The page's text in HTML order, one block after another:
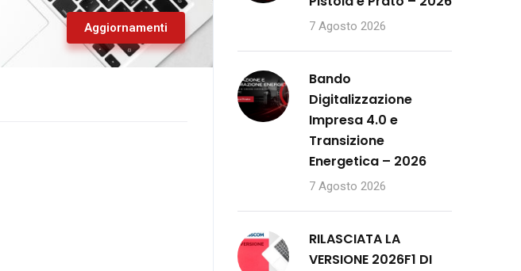
Aggiornamenti 7 Agosto 2026
Bando
Digitalizzazione
Impresa 4.0 e
Transizione
Energetica – 2026
7 Agosto 2026
RILASCIATA LA
VERSIONE 2026F1 DI